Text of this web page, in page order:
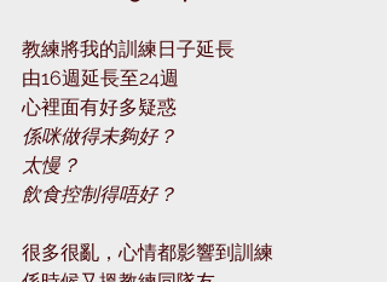
教練將我的訓練日子延長
由16週延長至24週
心裡面有好多疑惑
係咪做得未夠好？
太慢？
飲食控制得唔好？
很多很亂，心情都影響到訓練